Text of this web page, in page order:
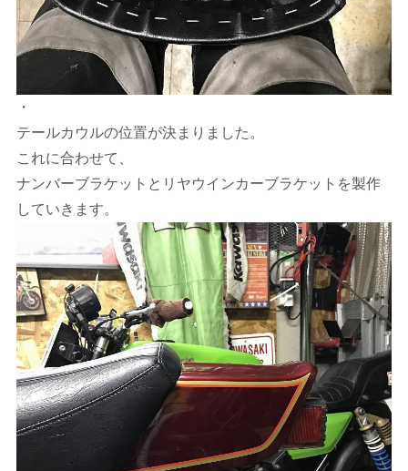
・
テールカウルの位置が決まりました。
これに合わせて、
ナンバーブラケットとリヤウインカーブラケットを製作
していきます。